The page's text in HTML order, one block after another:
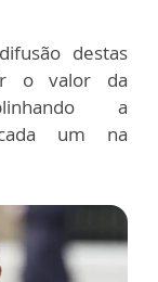
destas
o valor da
a
um na